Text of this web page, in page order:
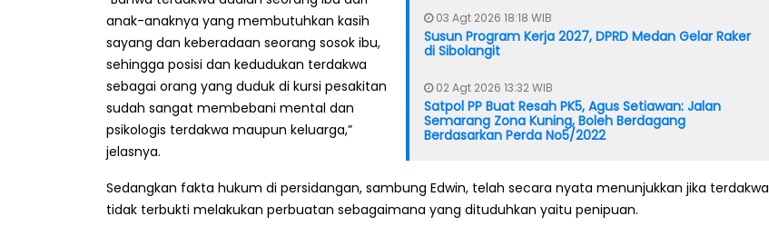
03 Agt 2026 18:18 WIB
Susun Program Kerja 2027, DPRD Medan Gelar Raker
di Sibolangit
02 Agt 2026 13:32 WIB
Satpol PP Buat Resah PK5, Agus Setiawan: Jalan
Semarang Zona Kuning, Boleh Berdagang
Berdasarkan Perda No5/2022
anak-anaknya yang membutuhkan kasih
sayang dan keberadaan seorang sosok ibu,
sehingga posisi dan kedudukan terdakwa
sebagai orang yang duduk di kursi pesakitan
sudah sangat membebani mental dan
psikologis terdakwa maupun keluarga,”
jelasnya.
Sedangkan fakta hukum di persidangan, sambung Edwin, telah secara nyata menunjukkan jika terdakwa
tidak terbukti melakukan perbuatan sebagaimana yang dituduhkan yaitu penipuan.